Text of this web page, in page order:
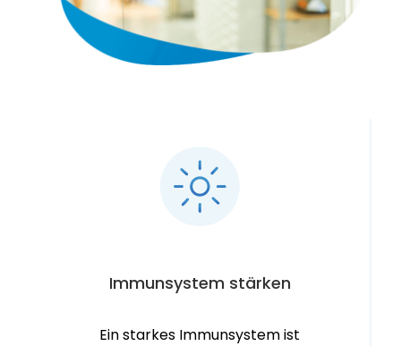
Immunsystem stärken
Ein starkes Immunsystem ist